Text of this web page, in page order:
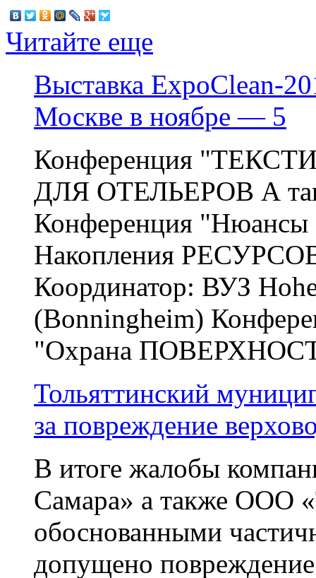
Читайте еще
Выставка ExpoСlean-
Москве в ноябре — 5
Конференция
ДЛЯ ОТЕЛЬЕРОВ А
Конференция
Накопления
Координатор: ВУЗ
(Bonningheim)
"Охрана
Тольяттинский
за повреждение
В итоге жалобы
Самара» а также ООО
обоснованными
допущено повреждение